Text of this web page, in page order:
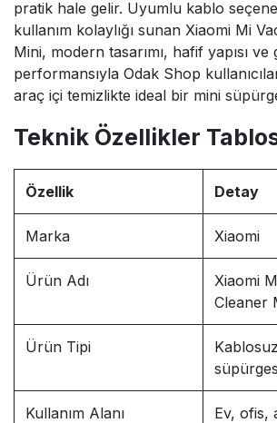
pratik hale gelir. Uyumlu kablo
kullanım kolaylığı sunan Xiaomi Mi
Mini, modern tasarımı, hafif yapısı
performansıyla Odak Shop
araç içi temizlikte ideal bir mini
Teknik Özellikler
Özellik Detay
Marka Xiaomi
Ürün Adı
Xiaomi
Cleaner
Ürün Tipi
Kullanım Alanı
Ev, ofis,